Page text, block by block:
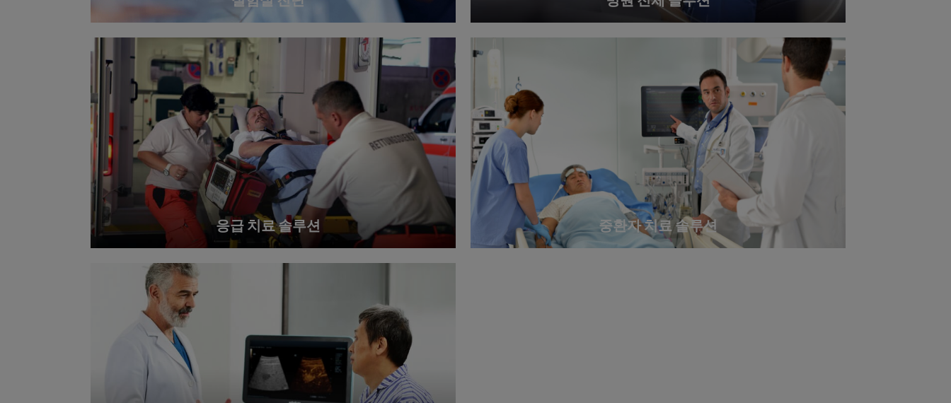
응급 치료 솔루션 중환자 치료 솔루션